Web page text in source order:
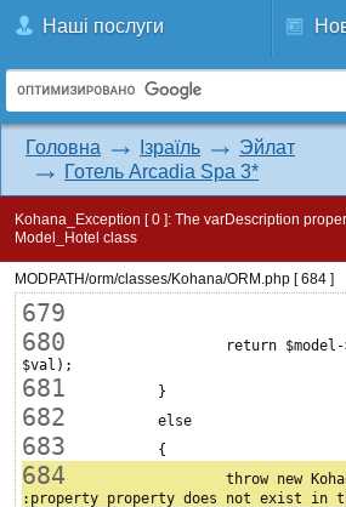
Наші послуги
Головна Ізраїль
Эйлат
Готель Arcadia Spa 3*
Kohana_Exception [ 0 ]: The varDescription
Model_Hotel class
MODPATH/orm/classes/Kohana/ORM.php [ 684 ]
679
680
681
682 else
683
684